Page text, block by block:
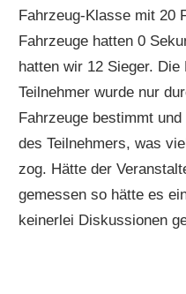
Fahrzeug-Klasse mit 20
Fahrzeuge hatten 0
hatten wir 12 Sieger.
Teilnehmer wurde nur
Fahrzeuge bestimmt
des Teilnehmers, was
zog. Hätte der
gemessen so hätte es
keinerlei Diskussionen